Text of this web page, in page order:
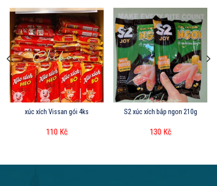
xúc xích Vissan gói 4ks
110 Kč
S2 xúc xích bắp ngon 210g
130 Kč